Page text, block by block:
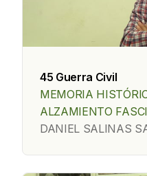
45 Guerra Civil
MEMORIA
ALZAMIENTO
DANIEL SALINAS